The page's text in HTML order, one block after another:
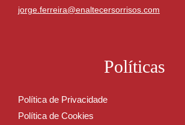
jorge.ferreira@enaltecersorrisos.com
Políticas
Política de Privacidade
Política de Cookies